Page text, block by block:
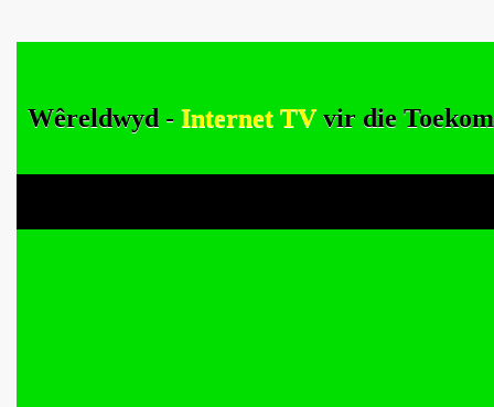
Wêreldwyd - Internet TV vir die